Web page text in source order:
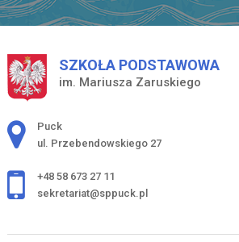
SZKOŁA PODSTAWOWA
im. Mariusza Zaruskiego
Adres pocztowy:
Puck
ul. Przebendowskiego 27
+48 58 673 27 11
sekretariat@sppuck.pl